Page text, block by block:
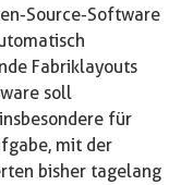
Source-Software
Fabriklayouts
soll
für
mit der
bisher tagelang